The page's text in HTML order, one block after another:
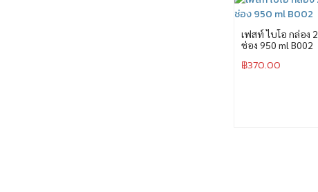
เฟสท์ ไบโอ กล่อง 2
ช่อง 950 ml B002
฿370.00